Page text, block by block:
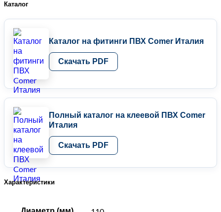
Каталог
Каталог на фитинги ПВХ Comer Италия
Скачать PDF
Полный каталог на клеевой ПВХ Comer
Италия
Скачать PDF
Характеристики